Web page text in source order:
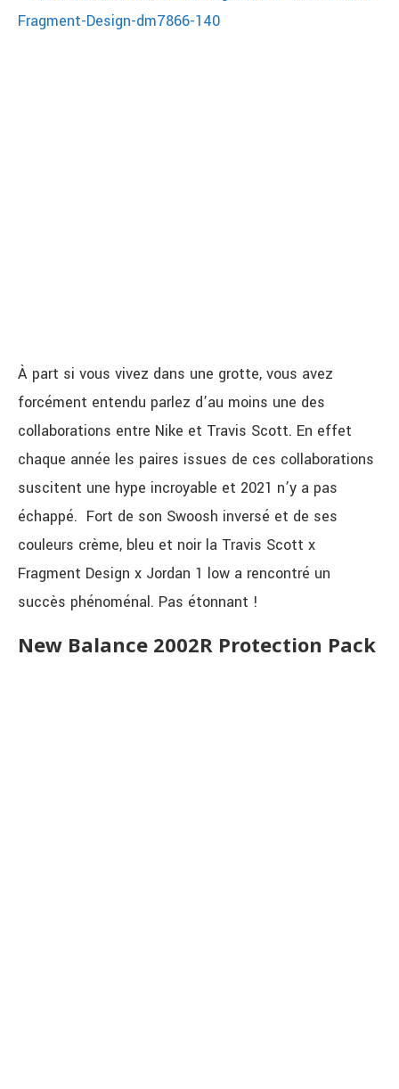
À part si vous vivez dans une grotte, vous avez
forcément entendu parlez d’au moins une des
collaborations entre Nike et Travis Scott. En effet
chaque année les paires issues de ces collaborations
suscitent une hype incroyable et 2021 n’y a pas
échappé. Fort de son Swoosh inversé et de ses
couleurs crème, bleu et noir la Travis Scott x
Fragment Design x Jordan 1 low a rencontré un
succès phénoménal. Pas étonnant !
New Balance 2002R Protection Pack